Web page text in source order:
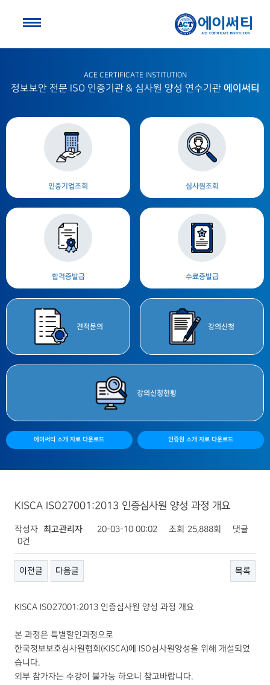
ACE CERTIFICATE INSTITUTION
정보보안 전문 ISO 인증기관 & 심사원 양성 연수기관 에이써티
인증기업조회 심사원조회
합격증발급 수료증발급
견적문의 강의 신청
강의 신청현황
에이써티 소개 자료 다운로드 인증원 소개 자료 다운로드
KISCA ISO27001:2013 인증심사원 양성 과정 개요
작성자 최고관리자 20-03-10 00:02 조회 25,888회
댓글
0건
이전글 다음글 목록
KISCA ISO27001:2013 인증심사원 양성 과정 개요
본 과정은 특별할인과정으로
한국정보보호심사원협회(KISCA)에 ISO심사원양성을 위해 개설되었
습니다.
외부 참가자는 수강이 불가능 하오니 참고바랍니다.